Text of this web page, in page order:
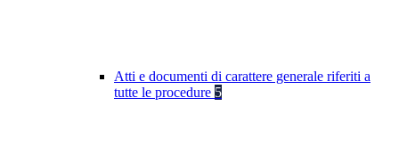
Atti e documenti di carattere generale riferiti a
tutte le procedure 5